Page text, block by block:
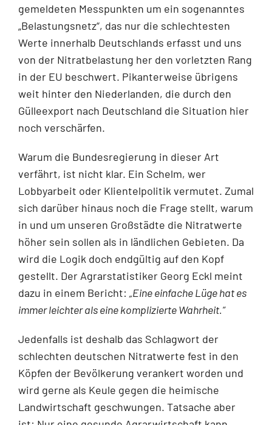
gemeldeten Messpunkten um ein sogenanntes
„Belastungsnetz“, das nur die schlechtesten
Werte innerhalb Deutschlands erfasst und uns
von der Nitratbelastung her den vorletzten Rang
in der EU beschwert. Pikanterweise übrigens
weit hinter den Niederlanden, die durch den
Gülleexport nach Deutschland die Situation hier
noch verschärfen.
Warum die Bundesregierung in dieser Art
verfährt, ist nicht klar. Ein Schelm, wer
Lobbyarbeit oder Klientelpolitik vermutet. Zumal
sich darüber hinaus noch die Frage stellt, warum
in und um unseren Großstädte die Nitratwerte
höher sein sollen als in ländlichen Gebieten. Da
wird die Logik doch endgültig auf den Kopf
gestellt. Der Agrarstatistiker Georg Eckl meint
dazu in einem Bericht: „Eine einfache Lüge hat es
immer leichter als eine komplizierte Wahrheit.“
Jedenfalls ist deshalb das Schlagwort der
schlechten deutschen Nitratwerte fest in den
Köpfen der Bevölkerung verankert worden und
wird gerne als Keule gegen die heimische
Landwirtschaft geschwungen. Tatsache aber